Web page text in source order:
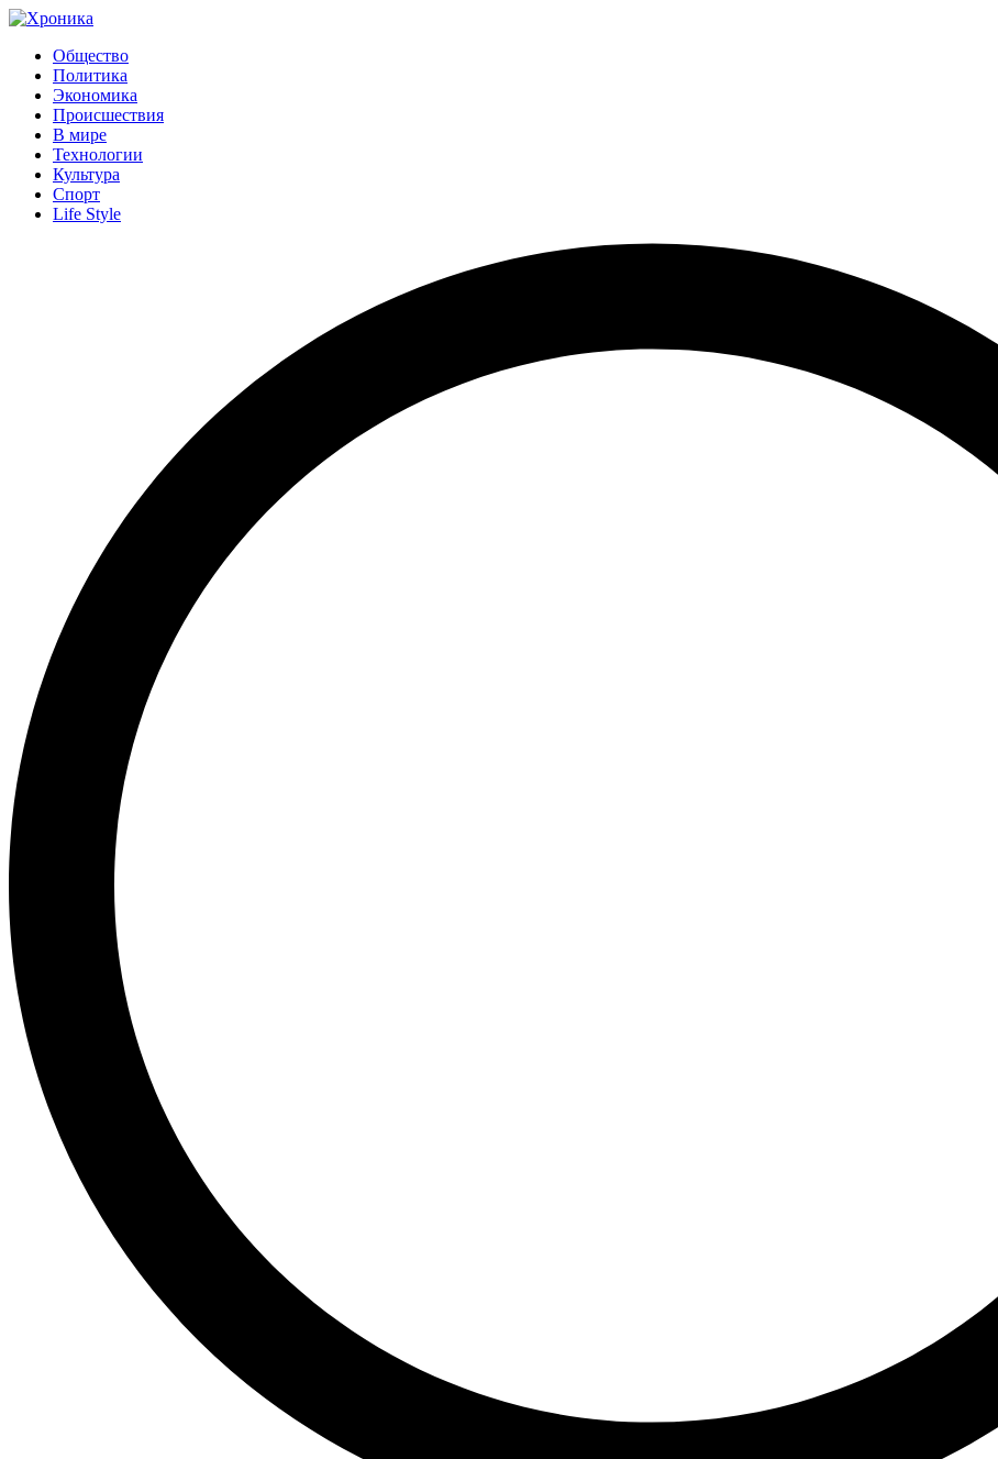
Общество
Политика
Экономика
Происшествия
В мире
Технологии
Культура
Спорт
Life Style